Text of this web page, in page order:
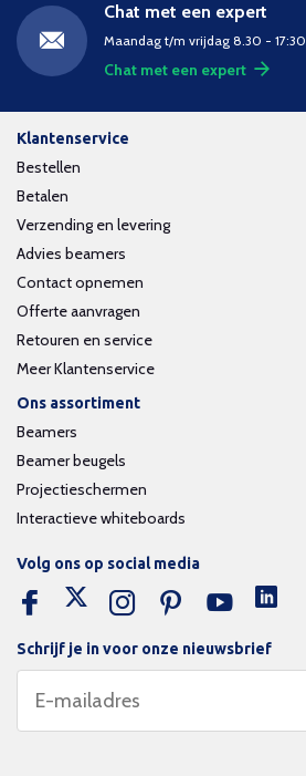
Chat met een expert
Maandag t/m vrijdag 8.30 - 17:30
Chat met een expert
Klantenservice
Bestellen
Betalen
Verzending en levering
Advies beamers
Contact opnemen
Offerte aanvragen
Retouren en service
Meer Klantenservice
Ons assortiment
Beamers
Beamer beugels
Projectieschermen
Interactieve whiteboards
Schrijf je in voor onze nieuwsbrief
Volg ons op social media